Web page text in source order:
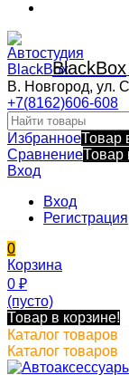
BlackBox
В. Новгород, ул.
+7(8162)606-608
ИзбранноеТовар
СравнениеТовар
Вход
Вход
Регистрация
0
Корзина
0 ₽
(пусто)
Товар в корзине!
Каталог товаров
Каталог товаров